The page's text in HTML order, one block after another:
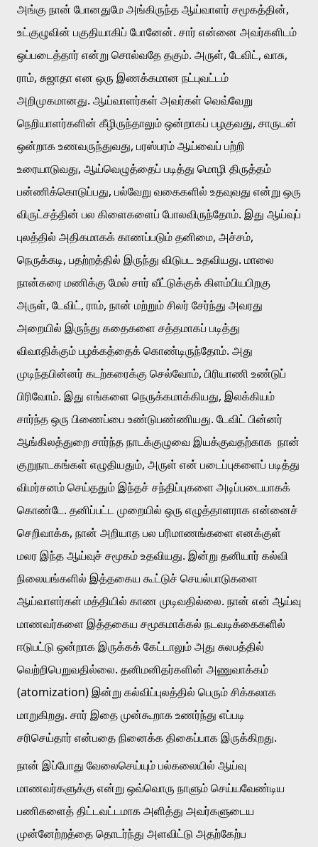
அங்கு நான் போனதுமே அங்கிருந்த ஆய்வாளர் சமூகத்தின்,
உட்குழுவின் பகுதியாகிப் போனேன். சார் என்னை அவர்களிடம்
ஒப்படைத்தார் என்று சொல்வதே தகும். அருள், டேவிட், வாசு,
ராம், சுஜாதா என ஒரு இணக்கமான நட்புவட்டம்
அறிமுகமானது. ஆய்வாளர்கள் அவர்கள் வெவ்வேறு
நெறியாளர்களின் கீழிருந்தாலும் ஒன்றாகப் பழகுவது, சாருடன்
ஒன்றாக உணவருந்துவது, பரஸ்பரம் ஆய்வைப் பற்றி
உரையாடுவது, ஆய்வெழுத்தைப் படித்து மொழி திருத்தம்
பன்ணிக்கொடுப்பது, பல்வேறு வகைகளில் உதவுவது என்று ஒரு
விருட்சத்தின் பல கிளைகளைப் போலவிருந்தோம். இது ஆய்வுப்
புலத்தில் அதிகமாகக் காணப்படும் தனிமை, அச்சம்,
நெருக்கடி, பதற்றத்தில் இருந்து விடுபட உதவியது. மாலை
நான்கரை மணிக்கு மேல் சார் வீட்டுக்குக் கிளம்பியபிறகு
அருள், டேவிட், ராம், நான் மற்றும் சிலர் சேர்ந்து அவரது
அறையில் இருந்து கதைகளை சத்தமாகப் படித்து
விவாதிக்கும் பழக்கத்தைக் கொண்டிருந்தோம். அது
முடிந்தபின்னர் கடற்கரைக்கு செல்வோம், பிரியாணி உண்டுப்
பிரிவோம். இது எங்களை நெருக்கமாக்கியது, இலக்கியம்
சார்ந்த ஒரு பிணைப்பை உண்டுபண்ணியது. டேவிட் பின்னர்
ஆங்கிலத்துறை சார்ந்த நாடக்குழுவை இயக்குவதற்காக  நான்
குறுநாடகங்கள் எழுதியதும், அருள் என் படைப்புகளைப் படித்து
விமர்சனம் செய்ததும் இந்தச் சந்திப்புகளை அடிப்படையாகக்
கொண்டே. தனிப்பட்ட முறையில் ஒரு எழுத்தாளராக என்னைச்
செறிவாக்க, நான் அறியாத பல பரிமாணங்களை எனக்குள்
மலர இந்த ஆய்வுச் சமூகம் உதவியது. இன்று தனியார் கல்வி
நிலையங்களில் இத்தகைய கூட்டுச் செயல்பாடுகளை
ஆய்வாளர்கள் மத்தியில் காண முடிவதில்லை. நான் என் ஆய்வு
மாணவர்களை இத்தகைய சமூகமாக்கல் நடவடிக்கைகளில்
ஈடுபட்டு ஒன்றாக இருக்கக் கேட்டாலும் அது சுலபத்தில்
வெற்றிபெறுவதில்லை. தனிமனிதர்களின் அணுவாக்கம்
(atomization) இன்று கல்விப்புலத்தில் பெரும் சிக்கலாக
மாறுகிறது. சார் இதை முன்கூறாக உணர்ந்து எப்படி
சரிசெய்தார் என்பதை நினைக்க திகைப்பாக இருக்கிறது.
நான் இப்போது வேலைசெய்யும் பல்கலையில் ஆய்வு
மாணவர்களுக்கு என்று ஒவ்வொரு நாளும் செய்யவேண்டிய
பணிகளைத் திட்டவட்டமாக அளித்து அவர்களுடைய
முன்னேற்றத்தை தொடர்ந்து அளவிட்டு அதற்கேற்ப